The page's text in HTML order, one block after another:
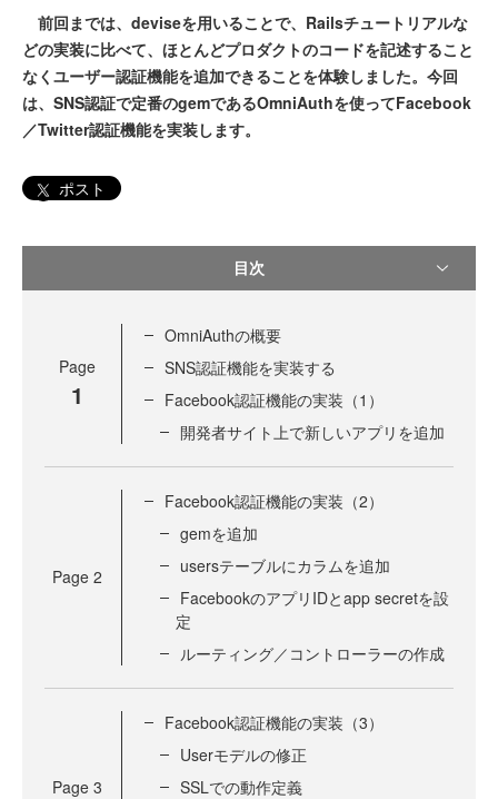
前回までは、deviseを用いることで、Railsチュートリアルな
どの実装に比べて、ほとんどプロダクトのコードを記述すること
なくユーザー認証機能を追加できることを体験しました。今回
は、SNS認証で定番のgemであるOmniAuthを使ってFacebook
／Twitter認証機能を実装します。
ポスト
目次
Page
1
OmniAuthの概要
SNS認証機能を実装する
Facebook認証機能の実装（1）
開発者サイト上で新しいアプリを追加
Page 2
Facebook認証機能の実装（2）
gemを追加
usersテーブルにカラムを追加
FacebookのアプリIDとapp secretを設
定
ルーティング／コントローラーの作成
Page 3
Facebook認証機能の実装（3）
Userモデルの修正
SSLでの動作定義